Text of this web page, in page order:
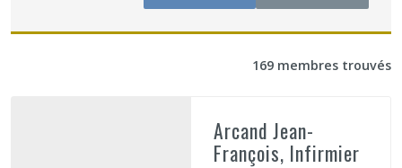
169 membres trouvés
Arcand Jean-
François, Infirmier